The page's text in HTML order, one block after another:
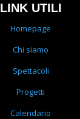
LINK UTILI
Homepage
Chi siamo
Spettacoli
Progetti
Calendario